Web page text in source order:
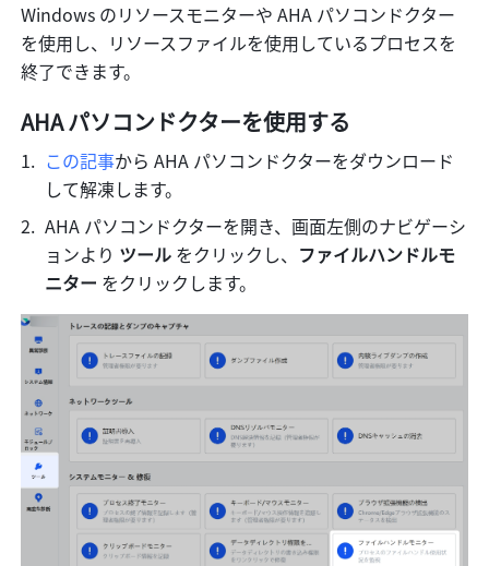
Windows のリソースモニターや AHA パソコンドクター
を使用し、リソースファイルを使用しているプロセスを
終了できます。
AHA パソコンドクターを使用する
この記事から AHA パソコンドクターをダウンロード
して解凍します。
AHA パソコンドクターを開き、画面左側のナビゲーシ
ョンより ツール をクリックし、 ファイルハンドルモ
ニター をクリックします。